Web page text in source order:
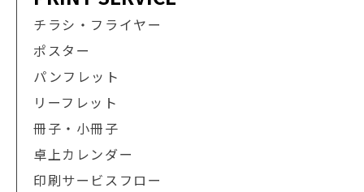
チラシ・フライヤー
ポスター
パンフレット
リーフレット
冊子・小冊子
卓上カレンダー
印刷サービスフロー